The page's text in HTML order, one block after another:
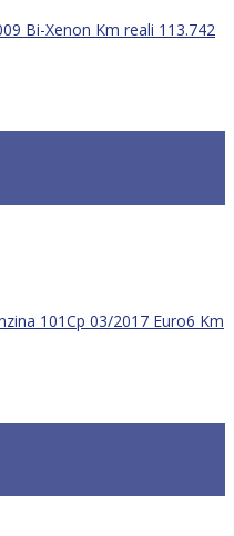
Bi-Xenon Km reali 113.742
101Cp 03/2017 Euro6 Km